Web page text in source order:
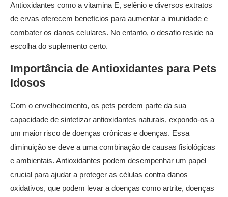
Antioxidantes como a vitamina E, selênio e diversos extratos
de ervas oferecem benefícios para aumentar a imunidade e
combater os danos celulares. No entanto, o desafio reside na
escolha do suplemento certo.
Importância de Antioxidantes para Pets
Idosos
Com o envelhecimento, os pets perdem parte da sua
capacidade de sintetizar antioxidantes naturais, expondo-os a
um maior risco de doenças crônicas e doenças. Essa
diminuição se deve a uma combinação de causas fisiológicas
e ambientais. Antioxidantes podem desempenhar um papel
crucial para ajudar a proteger as células contra danos
oxidativos, que podem levar a doenças como artrite, doenças